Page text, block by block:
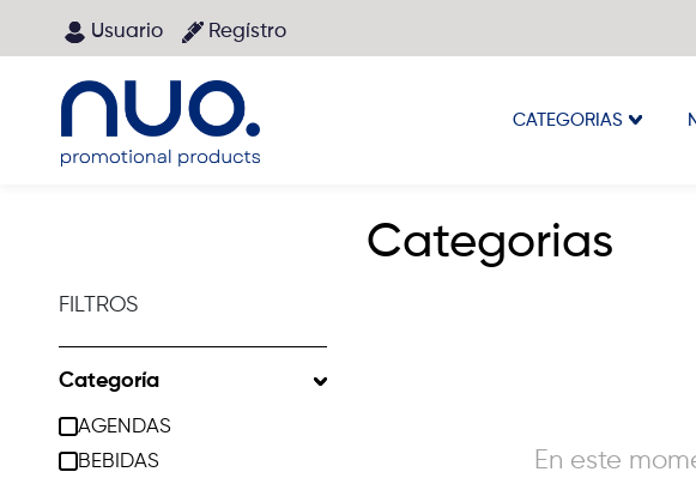
Usuario Regístro
CATEGORIAS
Categorias
FILTROS
Categoría
AGENDAS
BEBIDAS
En este